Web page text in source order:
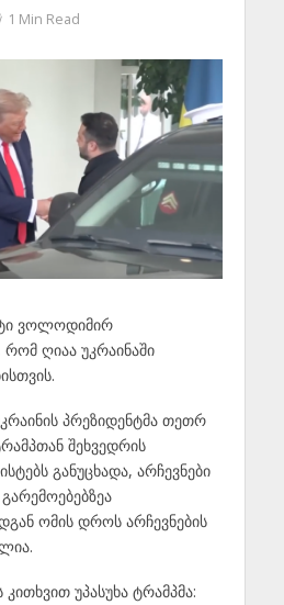
1 Min Read
ვოლოდიმირ
რომ ღიაა უკრაინაში
პრეზიდენტმა თეთრ
შეხვედრის
განუცხადა, არჩევნები
ომის დროს არჩევნების
კითხვით უპასუხა ტრამპმა: